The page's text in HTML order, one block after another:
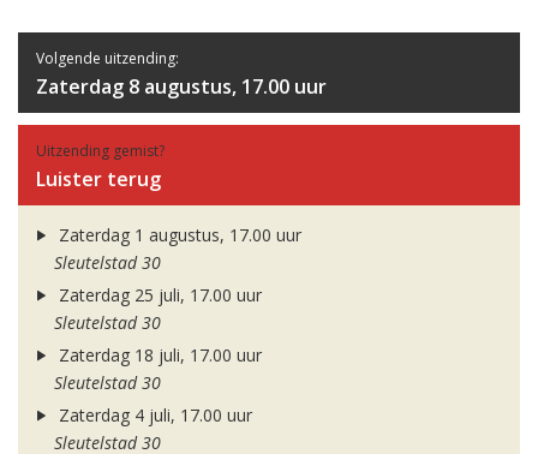
Volgende uitzending:
Zaterdag 8 augustus, 17.00 uur
Uitzending gemist?
Luister terug
Zaterdag 1 augustus, 17.00 uur
Sleutelstad 30
Zaterdag 25 juli, 17.00 uur
Sleutelstad 30
Zaterdag 18 juli, 17.00 uur
Sleutelstad 30
Zaterdag 4 juli, 17.00 uur
Sleutelstad 30